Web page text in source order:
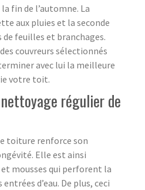
fin de l’automne. La
aux pluies et la seconde
de feuilles et branchages.
couvreurs sélectionnés
avec lui la meilleure
votre toit.
régulier de
toiture renforce son
Elle est ainsi
mousses qui perforent la
d’eau. De plus, ceci